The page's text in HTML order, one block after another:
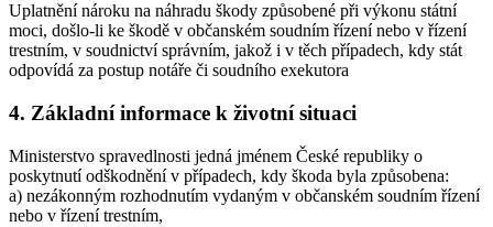
Uplatnění nároku na náhradu škody způsobené při výkonu státní
moci, došlo-li ke škodě v občanském soudním řízení nebo v řízení
trestním, v soudnictví správním, jakož i v těch případech, kdy stát
odpovídá za postup notáře či soudního exekutora
4. Základní informace k životní situaci
Ministerstvo spravedlnosti jedná jménem České republiky o
poskytnutí odškodnění v případech, kdy škoda byla způsobena:
a) nezákonným rozhodnutím vydaným v občanském soudním řízení
nebo v řízení trestním,